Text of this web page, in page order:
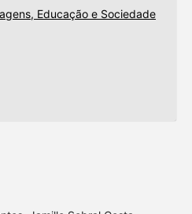
Educação e Sociedade